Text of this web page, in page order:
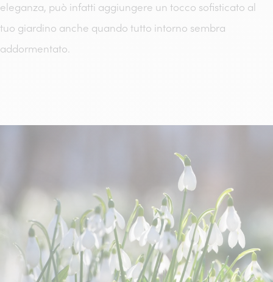
eleganza, può infatti aggiungere un tocco sofisticato al
tuo giardino anche quando tutto intorno sembra
addormentato.